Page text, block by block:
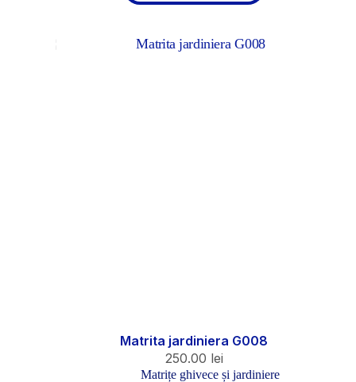
Matrita jardiniera G008
250.00 lei
Matrițe ghivece și jardiniere